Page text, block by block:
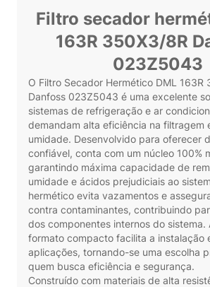
Filtro secador
163R 350X3/8R
023Z5043
O Filtro Secador Hermético DML 163R
Danfoss 023Z5043 é uma excelente
sistemas de refrigeração e ar
demandam alta eficiência na filtragem
umidade. Desenvolvido para oferecer
confiável, conta com um núcleo 100%
garantindo máxima capacidade de
umidade e ácidos prejudiciais ao
hermético evita vazamentos e
contra contaminantes, contribuindo
dos componentes internos do sistema.
formato compacto facilita a instalação
aplicações, tornando-se uma escolha
quem busca eficiência e segurança.
Construído com materiais de alta